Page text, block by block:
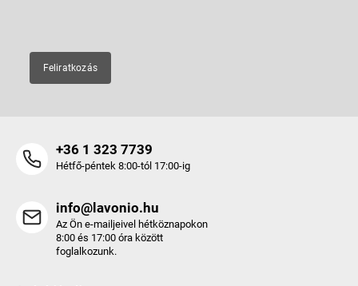
Feliratkozás
+36 1 323 7739
Hétfő-péntek 8:00-tól 17:00-ig
info@lavonio.hu
Az Ön e-mailjeivel hétköznapokon
8:00 és 17:00 óra között
foglalkozunk.